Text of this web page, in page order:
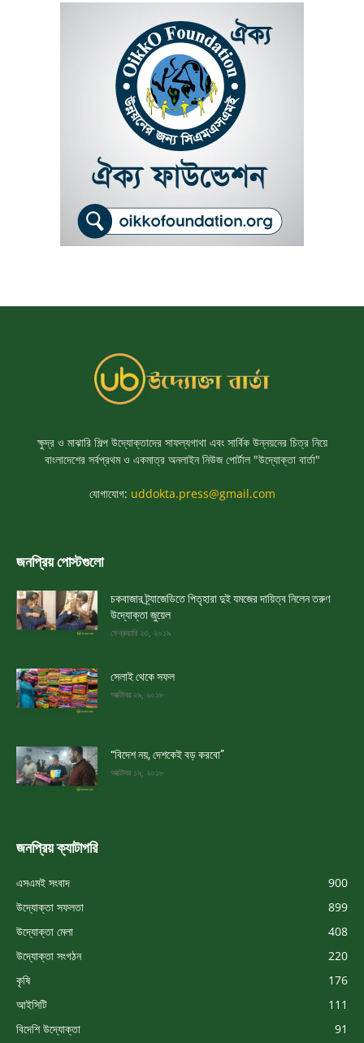
ক্ষুদ্র ও মাঝারি শিল্প উদ্যোক্তাদের সাফল্যগাথা এবং সার্বিক উন্নয়নের চিত্র নিয়ে
বাংলাদেশের সর্বপ্রথম ও একমাত্র অনলাইন নিউজ পোর্টাল "উদ্যোক্তা বার্তা"
যোগাযোগ: uddokta.press@gmail.com
জনপ্রিয় পোস্টগুলো
চকবাজার ট্র্যাজেডিতে পিতৃহারা দুই যমজের দায়িত্ব নিলেন তরুণ
উদ্যোক্তা জুয়েল
ফেব্রুয়ারি ২৩, ২০১৯
সেলাই থেকে সফল
অক্টোবর ২৯, ২০১৮
“বিদেশ নয়, দেশকেই বড় করবো”
অক্টোবর ১৯, ২০১৮
জনপ্রিয় ক্যাটাগরি
এসএমই সংবাদ
900
উদ্যোক্তা সফলতা
899
উদ্যোক্তা মেলা
408
উদ্যোক্তা সংগঠন
220
কৃষি
176
আইসিটি
111
বিদেশি উদ্যোক্তা
91